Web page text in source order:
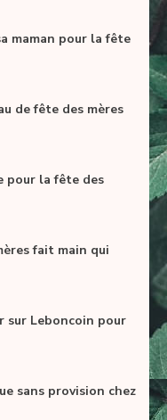
maman pour la fête
de fête des mères
pour la fête des
fait main qui
sur Leboncoin pour
sans provision chez